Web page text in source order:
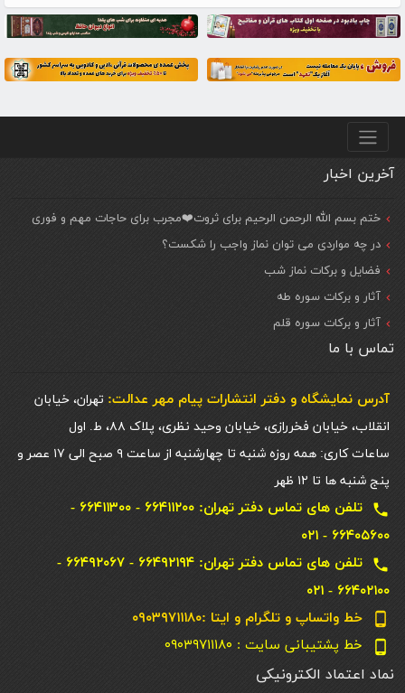
منو پایین
آخرین اخبار
ختم بسم الله الرحمن الرحیم برای ثروت❤️مجرب برای حاجات مهم و فوری
در چه مواردی می توان نماز واجب را شکست؟
فضایل و برکات نماز شب
آثار و برکات سوره طه
آثار و برکات سوره قلم
تماس با ما
آدرس نمایشگاه و دفتر انتشارات پيام مهر عدالت: تهران، خیابان
انقلاب، خیابان فخررازی، خیابان وحید نظری، پلاک ۸۸، ط. اول
ساعات کاری: همه روزه شنبه تا چهارشنبه از ساعت ۹ صبح الی ۱۷ عصر و
پنج شنبه ها تا ۱۲ ظهر
local_phone
تلفن های تماس دفتر تهران: ۶۶۴۱۱۲۰۰ - ۶۶۴۱۱۳۰۰ -
۶۶۴۰۵۶۰۰ - ۰۲۱
local_phone
تلفن های تماس دفتر تهران: ۶۶۴۹۲۱۹۴ - ۶۶۴۹۲۰۶۷ -
۶۶۴۰۲۱۰۰ - ۰۲۱
phone_android خط واتساپ و تلگرام و ایتا :۰۹۰۳۹۷۱۱۱۸۰
phone_android خط پشتیبانی سایت : ۰۹۰۳۹۷۱۱۱۸۰
نماد اعتماد الکترونیکی